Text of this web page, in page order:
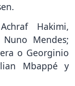
Hakimi,
Mendes;
o Georginio
Mbappé y